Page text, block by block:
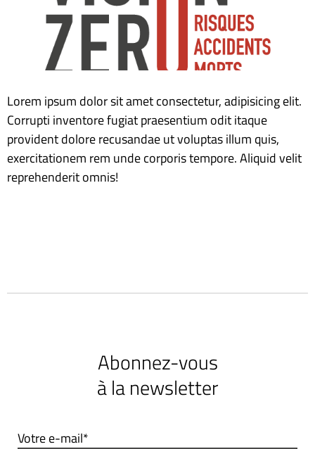
Lorem ipsum dolor sit amet consectetur, adipisicing elit.
Corrupti inventore fugiat praesentium odit itaque
provident dolore recusandae ut voluptas illum quis,
exercitationem rem unde corporis tempore. Aliquid velit
reprehenderit omnis!
Abonnez-vous
à la newsletter
Votre e-mail*